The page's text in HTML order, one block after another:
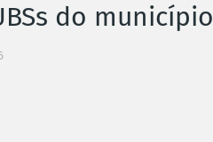
do município